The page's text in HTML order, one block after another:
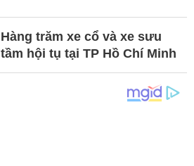
Hàng trăm xe cổ và xe sưu
tầm hội tụ tại TP Hồ Chí Minh